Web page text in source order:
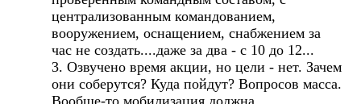
централизованным командованием,
вооружением, оснащением, снабжением за
час не создать....даже за два - с 10 до 12...
3. Озвучено время акции, но цели - нет. Зачем
они соберутся? Куда пойдут? Вопросов масса.
Вообще-то мобилизация должна